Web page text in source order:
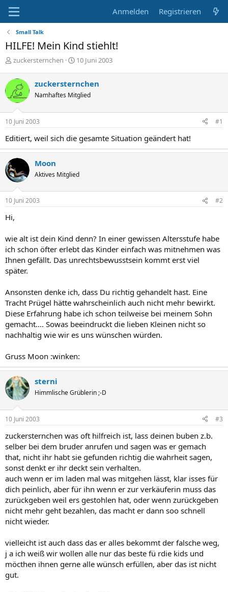
Anmelden Registrieren
Small Talk
HILFE! Mein Kind stiehlt!
E
s
e
l
l
e
zuckersternchen
E
t
e
l
m
10 Juni 2003
zuckersternchen
Namhaftes Mitglied
10 Juni 2003 #1
Editiert, weil sich die gesamte Situation geändert hat!
Moon
Aktives Mitglied
10 Juni 2003 #2
Hi,
wie alt ist dein Kind denn? In einer gewissen Altersstufe habe
ich schon öfter erlebt das Kinder einfach was mitnehmen was
Ihnen gefällt. Das unrechtsbewusstsein kommt erst viel
später.
Ansonsten denke ich, dass Du richtig gehandelt hast. Eine
Tracht Prügel hätte wahrscheinlich auch nicht mehr bewirkt.
Diese Erfahrung habe ich schon teilweise bei meinem Sohn
gemacht.... Sowas beeindruckt die lieben Kleinen nicht so
nachhaltig wie wir es uns wünschen würden.
Gruss Moon :winken:
sterni
Himmlische Grüblerin ;-D
10 Juni 2003 #3
zuckersternchen was oft hilfreich ist, lass deinen buben z.b.
selber bei dem bruder anrufen und sagen was er gemach
that, nicht ihr habt sie gefunden richtig die wahrheit sagen,
sonst denkt er ihr deckt sein verhalten.
auch wenn er im laden mal was mitgehen lässt, klar isses für
dich peinlich, aber für ihn wenn er zur verkäuferin muss das
zurückgeben weil ers gestohlen hat, oder wenn zurückgeben
nicht mehr geht bezahlen, das macht er dann soo schnell
nicht wieder.
vielleicht ist auch dass das er alles bekommt der falsche weg,
j a ich weiß wir wollen alle nur das beste fü rdie kids und
möcthen ihnen gerne alle wünsch erfüllen, aber das ist nicht
gut.